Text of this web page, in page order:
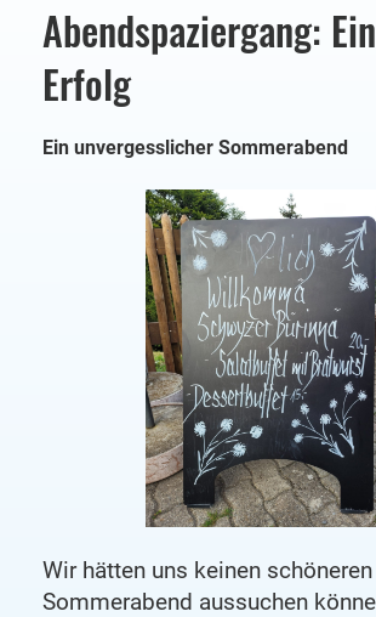
Abendspaziergang:
Erfolg
Ein unvergesslicher Sommerabend
Wir hätten uns keinen schöneren
Sommerabend aussuchen